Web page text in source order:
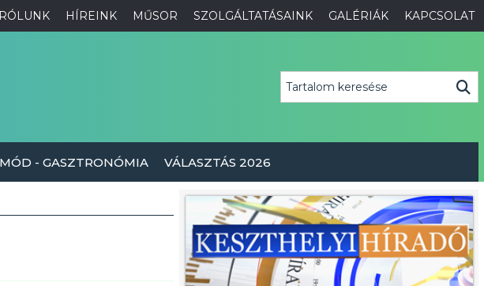
RÓLUNK HÍREINK MŰSOR SZOLGÁLTATÁSAINK GALÉRIÁK KAPCSOLAT
- GASZTRONÓMIA VÁLASZTÁS 2026